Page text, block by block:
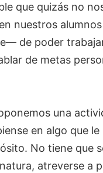
que quizás no
nuestros
de poder
de metas
una
en algo que
No tiene que
atreverse a